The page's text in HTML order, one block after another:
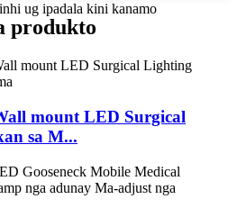
ug ipadala kini kanamo
produkto
mount LED Surgical
sa M...